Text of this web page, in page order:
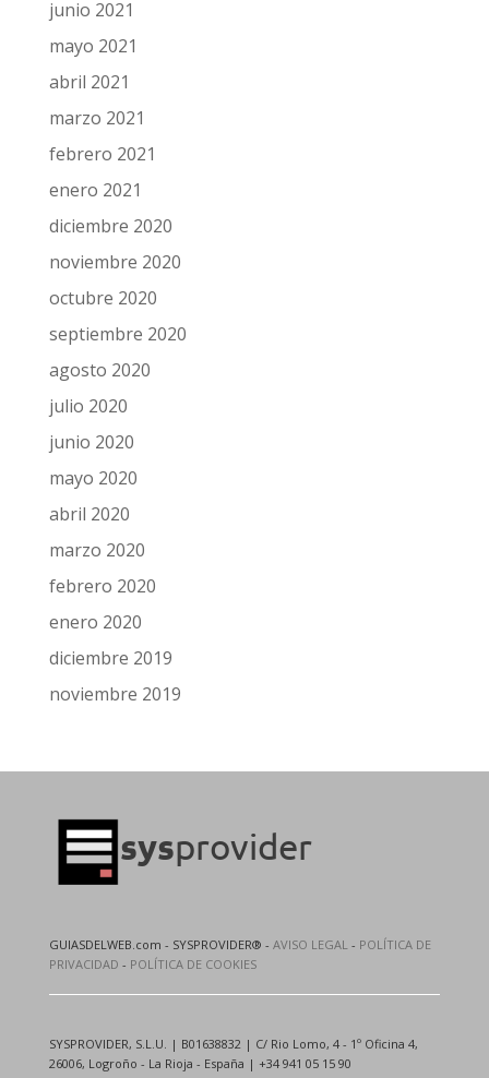
junio 2021
mayo 2021
abril 2021
marzo 2021
febrero 2021
enero 2021
diciembre 2020
noviembre 2020
octubre 2020
septiembre 2020
agosto 2020
julio 2020
junio 2020
mayo 2020
abril 2020
marzo 2020
febrero 2020
enero 2020
diciembre 2019
noviembre 2019
GUIASDELWEB.com - SYSPROVIDER® - AVISO LEGAL- POLÍTICA DE
PRIVACIDAD - POLÍTICA DE COOKIES
SYSPROVIDER, S.L.U. | B01638832 | C/ Rio Lomo, 4 - 1º Oficina 4,
26006, Logroño - La Rioja - España | +34 941 05 15 90